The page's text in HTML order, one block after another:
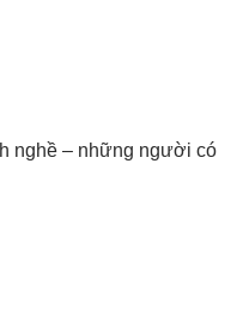
nghề – những người có